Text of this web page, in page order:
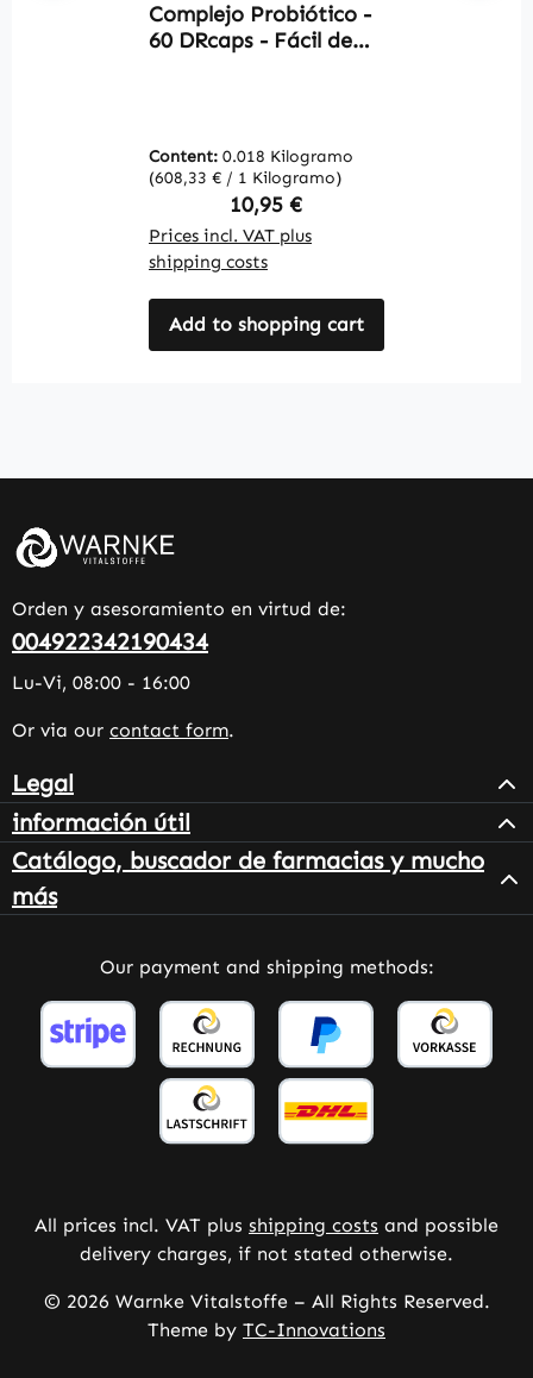
Complejo Probiótico -
60 DRcaps - Fácil de
Content: 0.018 Kilogramo
(608,33 € / 1 Kilogramo)
Regular price:
10,95 €
Prices incl. VAT plus
shipping costs
Add to shopping cart
Orden y asesoramiento en virtud de:
004922342190434
Lu-Vi, 08:00 - 16:00
Or via our contact form.
Legal
información útil
Catálogo, buscador de farmacias y mucho
más
Our payment and shipping methods:
All prices incl. VAT plus shipping costs and possible
delivery charges, if not stated otherwise.
© 2026 Warnke Vitalstoffe – All Rights Reserved.
Theme by TC-Innovations